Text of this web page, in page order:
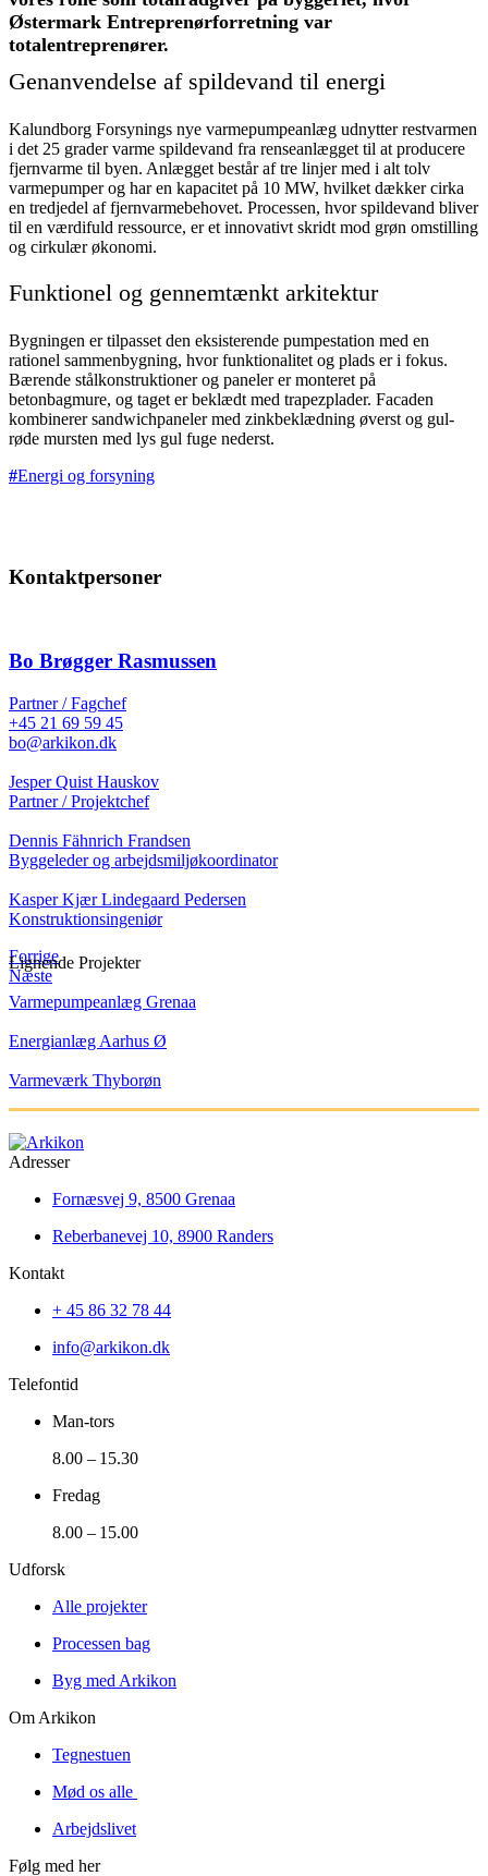
Østermark Entreprenørforretning var
totalentreprenører.
Genanvendelse af spildevand til energi
Kalundborg Forsynings nye varmepumpeanlæg udnytter restvarmen
i det 25 grader varme spildevand fra renseanlægget til at producere
fjernvarme til byen. Anlægget består af tre linjer med i alt tolv
varmepumper og har en kapacitet på 10 MW, hvilket dækker cirka
en tredjedel af fjernvarmebehovet. Processen, hvor spildevand bliver
til en værdifuld ressource, er et innovativt skridt mod grøn omstilling
og cirkulær økonomi.
Funktionel og gennemtænkt arkitektur
Bygningen er tilpasset den eksisterende pumpestation med en
rationel sammenbygning, hvor funktionalitet og plads er i fokus.
Bærende stålkonstruktioner og paneler er monteret på
betonbagmure, og taget er beklædt med trapezplader. Facaden
kombinerer sandwichpaneler med zinkbeklædning øverst og gul-
røde mursten med lys gul fuge nederst.
Energi og forsyning
Kontaktpersoner
Bo Brøgger Rasmussen
Partner / Fagchef
+45 21 69 59 45
bo@arkikon.dk
Jesper Quist Hauskov
Partner / Projektchef
Dennis Fähnrich Frandsen
Byggeleder og arbejdsmiljøkoordinator
Kasper Kjær Lindegaard Pedersen
Konstruktionsingeniør
Forrige
Næste
Lignende Projekter
Varmepumpeanlæg Grenaa
Energianlæg Aarhus Ø
Varmeværk Thyborøn
Adresser
Fornæsvej 9, 8500 Grenaa
Reberbanevej 10, 8900 Randers
Kontakt
+ 45 86 32 78 44
info@arkikon.dk
Telefontid
Man-tors
8.00 – 15.30
Fredag
8.00 – 15.00
Udforsk
Alle projekter
Processen bag
Byg med Arkikon
Om Arkikon
Tegnestuen
Mød os alle
Arbejdslivet
Følg med her